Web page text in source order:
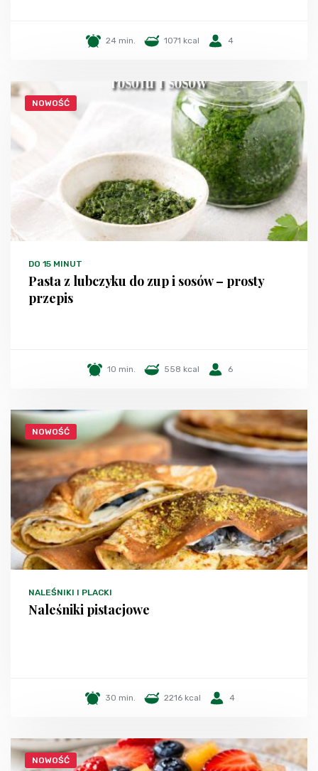
24 min. 1071 kcal 4
NOWOŚĆ
DO 15 MINUT
Pasta z lubczyku do zup i sosów – prosty
przepis
10 min. 558 kcal 6
NOWOŚĆ
NALEŚNIKI I PLACKI
Naleśniki pistacjowe
30 min. 2216 kcal 4
NOWOŚĆ